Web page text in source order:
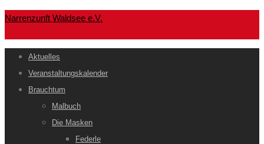
Narrenzunft Waldsee e.V.
Aktuelles
Veranstaltungskalender
Brauchtum
Malbuch
Die Masken
Federle